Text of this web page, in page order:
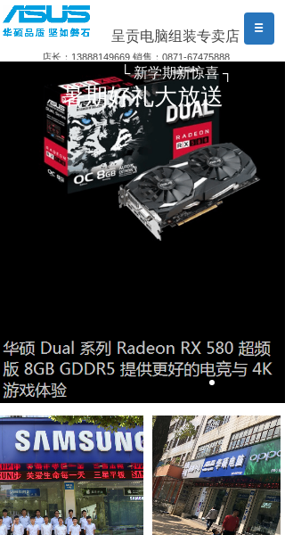
呈贡电脑组装专卖店
店长：13888149669 销售：0871-67475888
└新学期新惊喜 ┐
暑期好礼大放送